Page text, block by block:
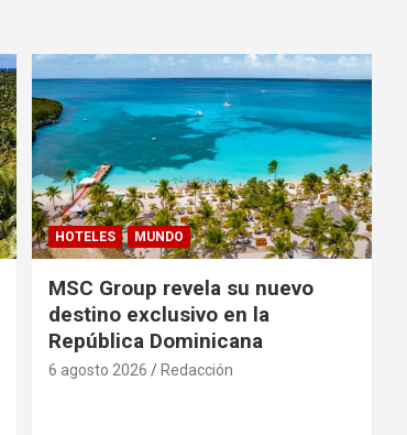
HOTELES MUNDO
MSC Group revela su nuevo
destino exclusivo en la
República Dominicana
6 agosto 2026 Redacción